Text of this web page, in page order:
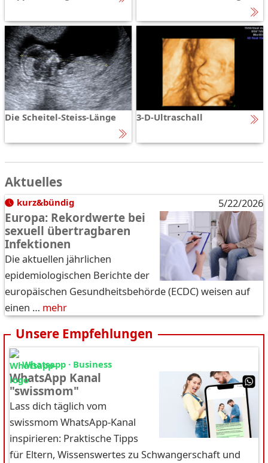
Die Scheitel-Steiss-Länge 3-D-Ultraschall
Aktuelles
kurz&bündig 5/22/2026
Europa: Rekordwerte bei
sexuell übertragbaren
Infektionen
Die aktuellen jährlichen
epidemiologischen Berichte der
europäischen Gesundheitsbehörde (ECDC) weisen auf
einen … mehr
Unsere Empfehlungen
Whatsapp · Business
WhatsApp Kanal
"swissmom"
Lass dich täglich vom
swissmom WhatsApp-Kanal
inspirieren: Praktische Tipps
für Eltern, Wissenswertes zu Schwangerschaft und